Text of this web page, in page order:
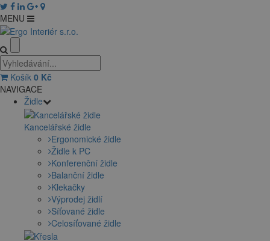
MENU
Košík 0 Kč
NAVIGACE
Židle
Kancelářské židle
Ergonomické židle
Židle k PC
Konferenční židle
Balanční židle
Klekačky
Výprodej židlí
Síťované židle
Celosíťované židle